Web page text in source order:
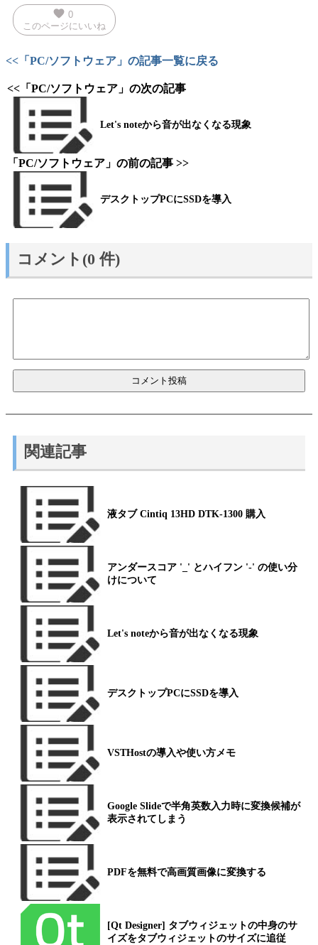
favorite 0
このページにいいね
<<「PC/ソフトウェア」の記事一覧に戻る
<<「PC/ソフトウェア」の次の記事
Let's noteから音が出なくなる現象
「PC/ソフトウェア」の前の記事 >>
デスクトップPCにSSDを導入
コメント(0 件)
関連記事
液タブ Cintiq 13HD DTK-1300 購入
アンダースコア '_' とハイフン '-' の使い分
けについて
Let's noteから音が出なくなる現象
デスクトップPCにSSDを導入
VSTHostの導入や使い方メモ
Google Slideで半角英数入力時に変換候補が
表示されてしまう
PDFを無料で高画質画像に変換する
[Qt Designer] タブウィジェットの中身のサ
イズをタブウィジェットのサイズに追従